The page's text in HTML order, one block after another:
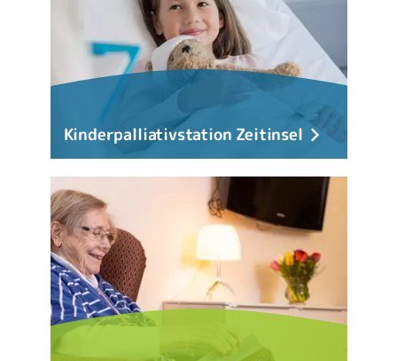
Kinderpalliativstation Zeitinsel